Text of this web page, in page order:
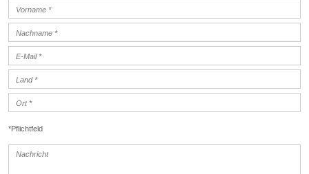
*Pflichtfeld